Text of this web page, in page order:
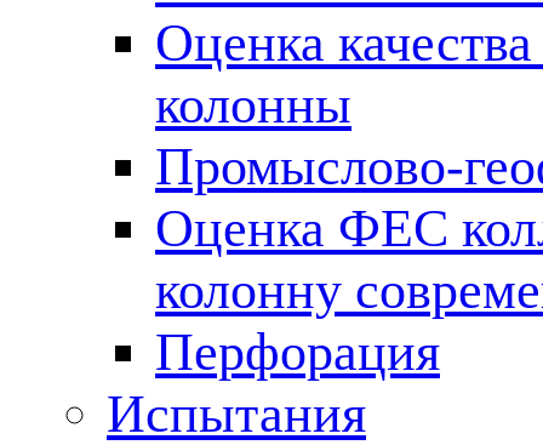
Оценка
колонны
Промыслово-
Оценка ФЕС
колонну
Перфорация
Испытания